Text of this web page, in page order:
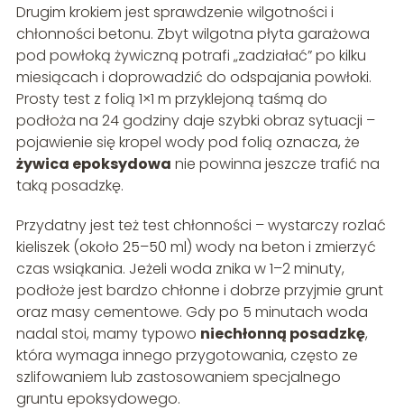
Drugim krokiem jest sprawdzenie wilgotności i
chłonności betonu. Zbyt wilgotna płyta garażowa
pod powłoką żywiczną potrafi „zadziałać” po kilku
miesiącach i doprowadzić do odspajania powłoki.
Prosty test z folią 1×1 m przyklejoną taśmą do
podłoża na 24 godziny daje szybki obraz sytuacji –
pojawienie się kropel wody pod folią oznacza, że
żywica epoksydowa nie powinna jeszcze trafić na
taką posadzkę.
Przydatny jest też test chłonności – wystarczy rozlać
kieliszek (około 25–50 ml) wody na beton i zmierzyć
czas wsiąkania. Jeżeli woda znika w 1–2 minuty,
podłoże jest bardzo chłonne i dobrze przyjmie grunt
oraz masy cementowe. Gdy po 5 minutach woda
nadal stoi, mamy typowo niechłonną posadzkę,
która wymaga innego przygotowania, często ze
szlifowaniem lub zastosowaniem specjalnego
gruntu epoksydowego.